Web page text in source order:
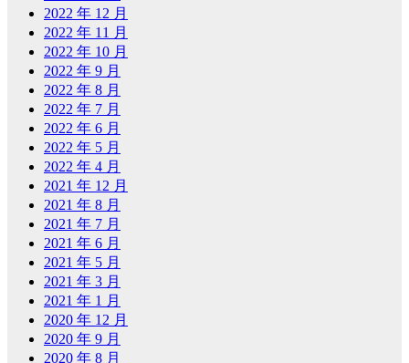
2022 年 12 月
2022 年 11 月
2022 年 10 月
2022 年 9 月
2022 年 8 月
2022 年 7 月
2022 年 6 月
2022 年 5 月
2022 年 4 月
2021 年 12 月
2021 年 8 月
2021 年 7 月
2021 年 6 月
2021 年 5 月
2021 年 3 月
2021 年 1 月
2020 年 12 月
2020 年 9 月
2020 年 8 月